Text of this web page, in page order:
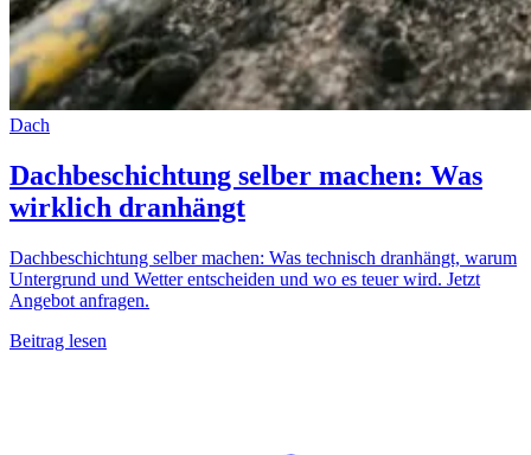
Dach
Dachbeschichtung selber machen: Was
wirklich dranhängt
Dachbeschichtung selber machen: Was technisch dranhängt, warum
Untergrund und Wetter entscheiden und wo es teuer wird. Jetzt
Angebot anfragen.
Beitrag lesen